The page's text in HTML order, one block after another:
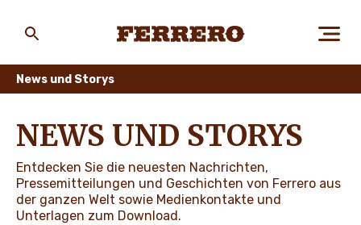
MENSCH UND UMWELT
main
News und Storys
NEWS UND STORYS
Entdecken Sie die neuesten Nachrichten,
Pressemitteilungen und Geschichten von Ferrero aus
der ganzen Welt sowie Medienkontakte und
Unterlagen zum Download.